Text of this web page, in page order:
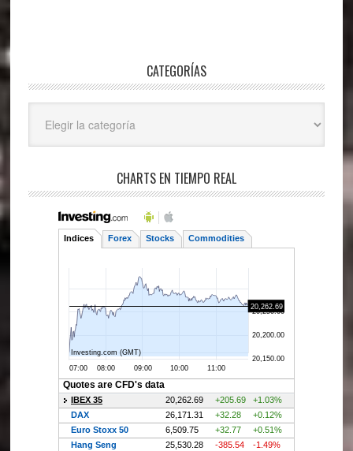
CATEGORÍAS
CHARTS EN TIEMPO REAL